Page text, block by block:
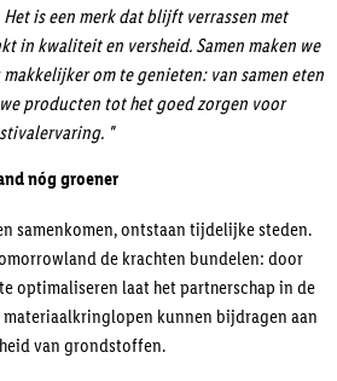
is een merk dat blijft verrassen met
in kwaliteit en versheid. Samen maken we
om te genieten: van samen eten
producten tot het goed zorgen voor
"
nóg groener
samenkomen, ontstaan tijdelijke steden.
de krachten bundelen: door
optimaliseren laat het partnerschap in de
kunnen bijdragen aan
van grondstoffen.